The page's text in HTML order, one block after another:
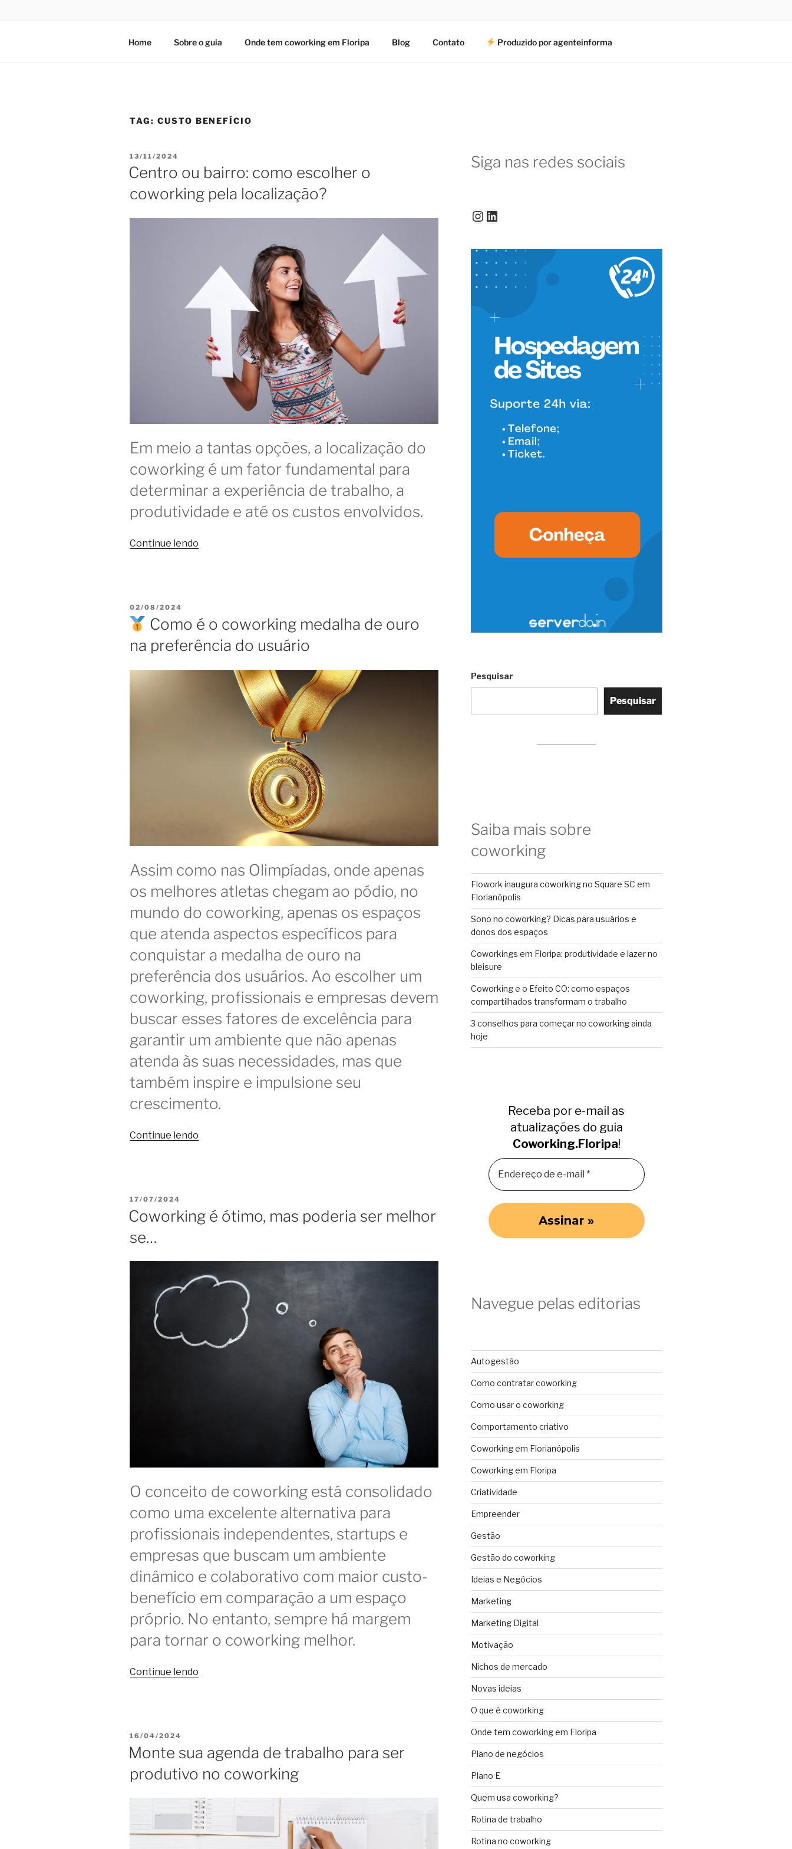
Home Sobre o guia Onde tem coworking em Floripa Blog Contato Produzido por agenteinforma
TAG: CUSTO BENEFÍCIO
PUBLICADO
EM
13/11/2024
Centro ou bairro: como escolher o
coworking pela localização?
Em meio a tantas opções, a localização do
coworking é um fator fundamental para
determinar a experiência de trabalho, a
produtividade e até os custos envolvidos.
Continue lendo
coworking
pela
PUBLICADO
EM
02/08/2024
Como é o coworking medalha de ouro
na preferência do usuário
Assim como nas Olimpíadas, onde apenas
os melhores atletas chegam ao pódio, no
mundo do coworking, apenas os espaços
que atenda aspectos específicos para
conquistar a medalha de ouro na
preferência dos usuários. Ao escolher um
coworking, profissionais e empresas devem
buscar esses fatores de excelência para
garantir um ambiente que não apenas
atenda às suas necessidades, mas que
também inspire e impulsione seu
crescimento.
Continue lendo
medalha
na
preferência
PUBLICADO
EM
17/07/2024
Coworking é ótimo, mas poderia ser melhor
se…
O conceito de coworking está consolidado
como uma excelente alternativa para
profissionais independentes, startups e
empresas que buscam um ambiente
dinâmico e colaborativo com maior custo-
benefício em comparação a um espaço
próprio. No entanto, sempre há margem
para tornar o coworking melhor.
Continue lendo
melhor
se…”
PUBLICADO
EM
16/04/2024
Monte sua agenda de trabalho para ser
produtivo no coworking
Siga nas redes sociais
Instagram
LinkedIn
Pesquisar
Pesquisar
Saiba mais sobre
coworking
Flowork inaugura coworking no Square SC em
Florianópolis
Sono no coworking? Dicas para usuários e
donos dos espaços
Coworkings em Floripa: produtividade e lazer no
bleisure
Coworking e o Efeito CO: como espaços
compartilhados transformam o trabalho
3 conselhos para começar no coworking ainda
hoje
Receba por e-mail as
atualizações do guia
Coworking.Floripa!
Navegue pelas editorias
Autogestão
Como contratar coworking
Como usar o coworking
Comportamento criativo
Coworking em Florianópolis
Coworking em Floripa
Criatividade
Empreender
Gestão
Gestão do coworking
Ideias e Negócios
Marketing
Marketing Digital
Motivação
Nichos de mercado
Novas ideias
O que é coworking
Onde tem coworking em Floripa
Plano de negócios
Plano E
Quem usa coworking?
Rotina de trabalho
Rotina no coworking